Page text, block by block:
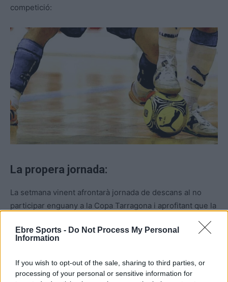
Ebre Sports - Do Not Process My Personal
Information
If you wish to opt-out of the sale, sharing to third parties, or
processing of your personal or sensitive information for
competició:
La propera jornada:
La setmana vinent afrontarà jornada de descans al no
participar enguany a la Copa Tarragona i aprofitant que la
lliga s’atura. Després d’haver sumat les dues victòries de
forma consecutiva a casa, que els ha permés deixar la
dels conjunts capdavanters d’aquí a dues setmanes com
és el segon classificat el Valls.